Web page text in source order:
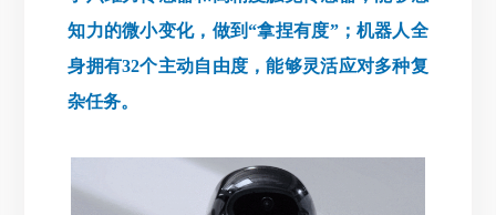
知力的微小变化，做到“拿捏有度”；机器人全
身拥有32个主动自由度，能够灵活应对多种复
杂任务。